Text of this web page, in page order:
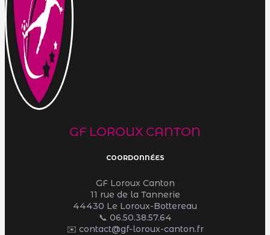
GF LOROUX CANTON
COORDONNÉES
GF Loroux Canton
11 rue de la Tannerie
44430 Le Loroux-Bottereau
📞 06.50.38.57.64
✉️ contact@gf-loroux-canton.fr